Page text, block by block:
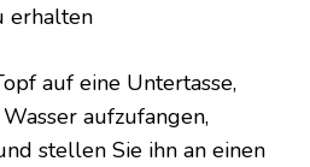
erhalten
auf eine Untertasse,
aufzufangen,
stellen Sie ihn an einen